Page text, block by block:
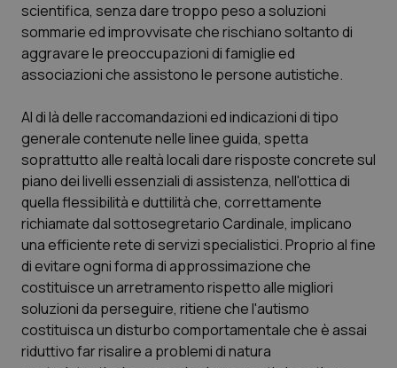
scientifica, senza dare troppo peso a soluzioni
sommarie ed improvvisate che rischiano soltanto di
aggravare le preoccupazioni di famiglie ed
associazioni che assistono le persone autistiche.
Al di là delle raccomandazioni ed indicazioni di tipo
generale contenute nelle linee guida, spetta
soprattutto alle realtà locali dare risposte concrete sul
piano dei livelli essenziali di assistenza, nell'ottica di
quella flessibilità e duttilità che, correttamente
richiamate dal sottosegretario Cardinale, implicano
una efficiente rete di servizi specialistici. Proprio al fine
di evitare ogni forma di approssimazione che
costituisce un arretramento rispetto alle migliori
soluzioni da perseguire, ritiene che l'autismo
costituisca un disturbo comportamentale che è assai
riduttivo far risalire a problemi di natura